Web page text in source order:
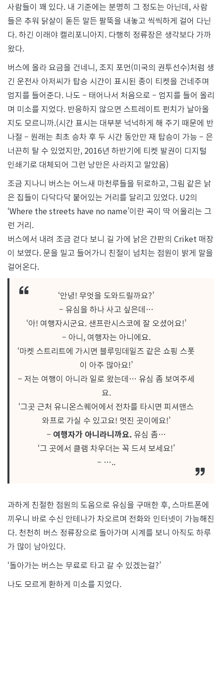
사람들이 꽤 있다. 내 기준에는 분명히 그 정도는 아닌데, 사람
들은 추워 닭살이 돋든 말든 팔뚝을 내놓고 씩씩하게 걸어 다닌
다. 하긴 이래야 캘리포니아지. 다행히 정류장은 생각보다 가까
왔다.
버스에 올라 요금을 건네니, 조지 포먼(미국의 권투선수)처럼 생
긴 운전사 아저씨가 탑승 시간이 표시된 종이 티켓을 건네주며
엄지를 들어준다. 나도 – 태어나서 처음으로 – 엄지를 들어 올리
며 미소를 지었다. 반응하지 않으면 스트레이트 펀치가 날아올
지도 모르니까.(시간 표시는 대부분 넉넉하게 해 주기 때문에 반
나절 – 원래는 최초 승차 후 두 시간 동안만 재 탑승이 가능 – 은
너끈히 탈 수 있었지만, 2016년 하반기에 티켓 발권이 디지털
인쇄기로 대체되어 그런 낭만은 사라지고 말았음)
조금 지나니 버스는 어느새 마천루들을 뒤로하고, 그림 같은 낡
은 집들이 다닥다닥 붙어있는 거리를 달리고 있었다. U2의
‘Where the streets have no name’이란 곡이 딱 어울리는 그
런 거리.
버스에서 내려 조금 걷다 보니 길 가에 낡은 간판의 Criket 매장
이 보였다. 문을 밀고 들어가니 친절이 넘치는 점원이 밝게 말을
걸어온다.
‘안녕! 무엇을 도와드릴까요?’
– 유심을 하나 사고 싶은데…
‘아! 여행자시군요. 샌프란시스코에 잘 오셨어요!’
– 아니, 여행자는 아니에요.
‘마켓 스트리트에 가시면 블루밍데일즈 같은 쇼핑 스폿
이 아주 많아요!’
– 저는 여행이 아니라 일로 왔는데… 유심 좀 보여주세
요.
‘그곳 근처 유니온스퀘어에서 전차를 타시면 피셔맨스
와프로 가실 수 있고요! 멋진 곳이에요!’
– 여행자가 아니라니까요. 유심 좀…
‘그 곳에서 클램 차우더는 꼭 드셔 보세요!’
– …..
과하게 친절한 점원의 도움으로 유심을 구매한 후, 스마트폰에
끼우니 바로 수신 안테나가 차오르며 전화와 인터넷이 가능해진
다. 천천히 버스 정류장으로 돌아가며 시계를 보니 아직도 하루
가 많이 남아있다.
‘돌아가는 버스는 무료로 타고 갈 수 있겠는걸?’
나도 모르게 환하게 미소를 지었다.